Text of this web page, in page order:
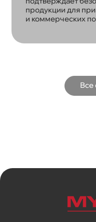
продукции для
и коммерческих
Все